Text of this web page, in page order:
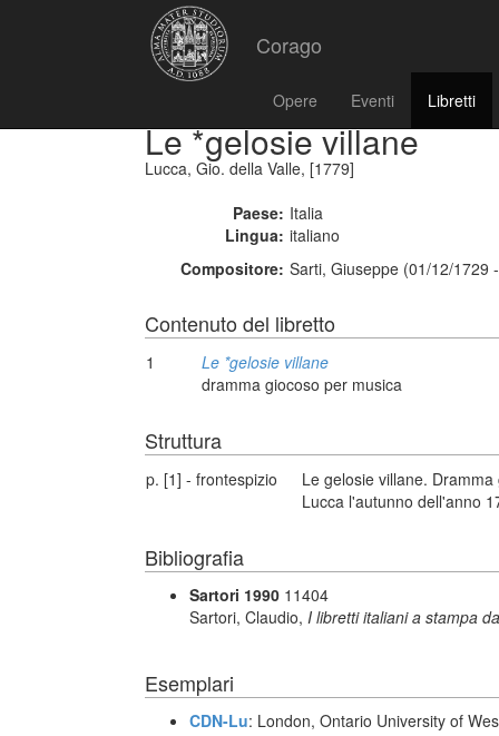
Corago
Opere Eventi Libretti
Le *gelosie villane
Lucca, Gio. della Valle, [1779]
Paese: Italia
Lingua: italiano
Compositore: Sarti, Giuseppe (01/12/1729
Contenuto del libretto
1
Le *gelosie villane
dramma giocoso per musica
Struttura
p. [1] - frontespizio
Le gelosie villane.
Lucca l'autunno dell'anno
Bibliografia
Sartori 1990 11404
Sartori, Claudio, I libretti italiani a stampa
Esemplari
CDN-Lu: London, Ontario University of